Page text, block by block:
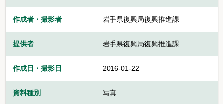
作成者・撮影者 岩手県復興局復興推進課
提供者 岩手県復興局復興推進課
作成日・撮影日 2016-01-22
資料種別 写真